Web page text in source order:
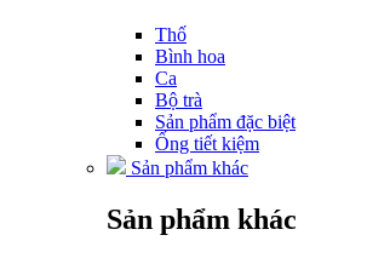
Thố
Bình hoa
Ca
Bộ trà
Sản phẩm đặc biệt
Ống tiết kiệm
Sản phẩm khác
Sản phẩm khác